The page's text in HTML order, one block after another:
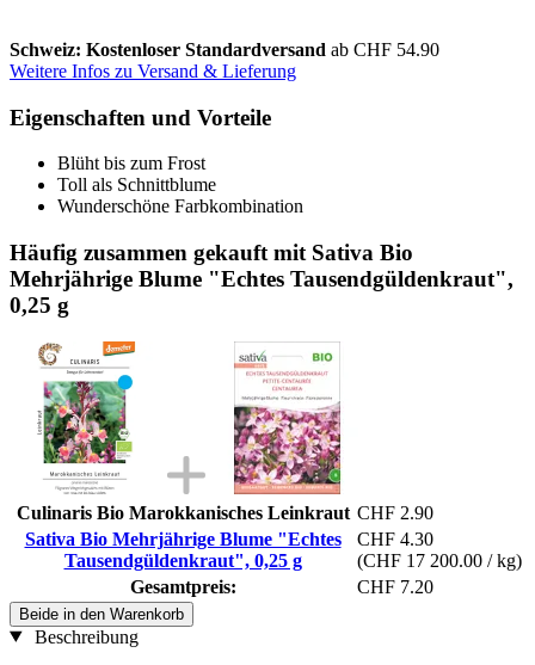
Schweiz: Kostenloser Standardversand ab CHF 54.90
Weitere Infos zu Versand & Lieferung
Eigenschaften und Vorteile
Blüht bis zum Frost
Toll als Schnittblume
Wunderschöne Farbkombination
Häufig zusammen gekauft mit Sativa Bio
Mehrjährige Blume "Echtes Tausendgüldenkraut",
0,25 g
Culinaris Bio Marokkanisches Leinkraut CHF 2.90
Sativa Bio Mehrjährige Blume "Echtes
Tausendgüldenkraut", 0,25 g
CHF 4.30
(CHF 17 200.00 / kg)
Gesamtpreis:
CHF 7.20
Beide in den Warenkorb
Beschreibung